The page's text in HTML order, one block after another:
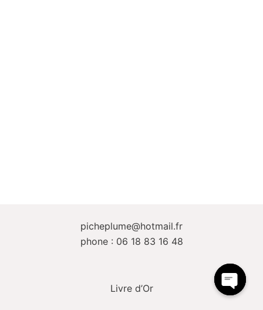
picheplume@hotmail.fr
phone : 06 18 83 16 48
Livre d’Or